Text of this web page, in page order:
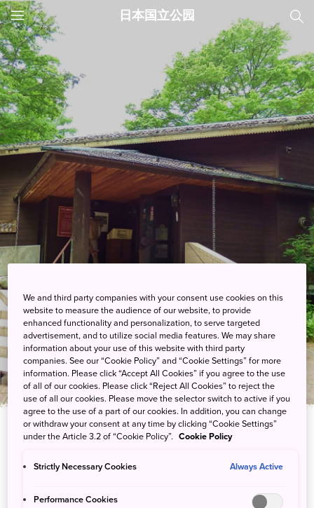
JNTO
MENU
日本国立公园
日光国立公园
日光汤元游客中心
全面了解奥日光地区的自然美景
日光汤元游客中心位于日光国立公园的奥日光地区。此地区坐拥日
We and third party companies with your consent use cookies on this
website to measure the audience of our website, to provide
enhanced functionality and personalization, to serve targeted
advertisement, and to utilize social media features. We may share
information about your use of this website with third party
companies. See our “Cookie Policy” and “Cookie Settings” for more
information. Please click “Accept All Cookies” if you agree to the use
of all of our cookies. Please click “Reject All Cookies” to reject the
use of all our cookies. Please move the selector switch to active if you
agree to the use of a part of our cookies. In addition, you can change
or withdraw your consent at any time by clicking “Cookie Settings”
under the Article 3.2 of “Cookie Policy”. Cookie Policy
Strictly Necessary Cookies Always Active
Performance Cookies